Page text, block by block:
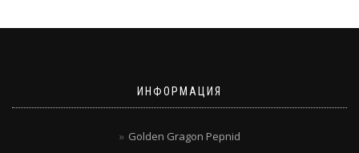
ИНФОРМАЦИЯ
Golden Gragon Pepnid